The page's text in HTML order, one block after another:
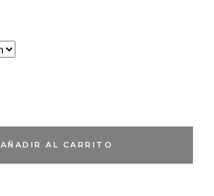
AÑADIR AL CARRITO